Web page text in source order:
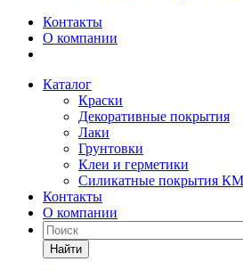
Контакты
О компании
Каталог
Краски
Декоративные покрытия
Лаки
Грунтовки
Клеи и герметики
Силикатные покрытия
Контакты
О компании
Найти